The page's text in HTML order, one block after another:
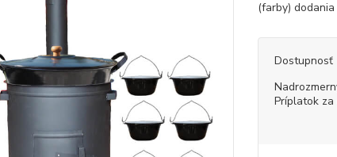
(farby) dodania
Dostupnosť
Príplatok za